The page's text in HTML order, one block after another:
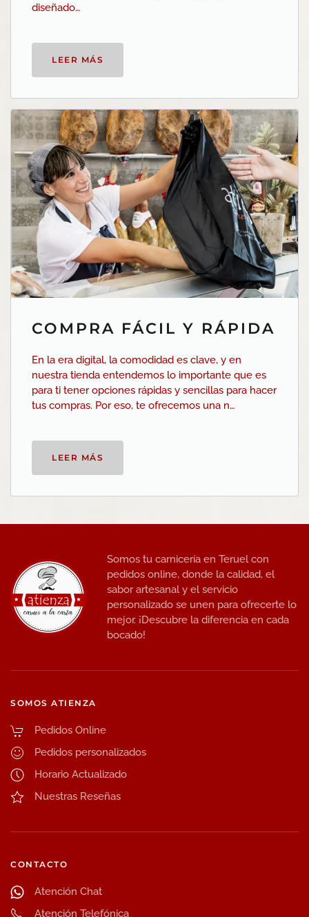
diseñado…
LEER MÁS
COMPRA FÁCIL Y RÁPIDA
En la era digital, la comodidad es clave, y en
nuestra tienda entendemos lo importante que es
para ti tener opciones rápidas y sencillas para hacer
tus compras. Por eso, te ofrecemos una n…
LEER MÁS
Somos tu carnicería en Teruel con
pedidos online, donde la calidad, el
sabor artesanal y el servicio
personalizado se unen para ofrecerte lo
mejor. ¡Descubre la diferencia en cada
bocado!
SOMOS ATIENZA
Pedidos Online
Pedidos personalizados
Horario Actualizado
Nuestras Reseñas
CONTACTO
Atención Chat
Atención Telefónica